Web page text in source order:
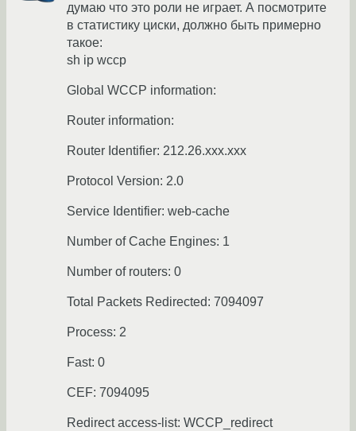
думаю что это роли не играет. А посмотрите
в статистику циски, должно быть примерно
такое:
sh ip wccp
Global WCCP information:
Router information:
Router Identifier: 212.26.xxx.xxx
Protocol Version: 2.0
Service Identifier: web-cache
Number of Cache Engines: 1
Number of routers: 0
Total Packets Redirected: 7094097
Process: 2
Fast: 0
CEF: 7094095
Redirect access-list: WCCP_redirect